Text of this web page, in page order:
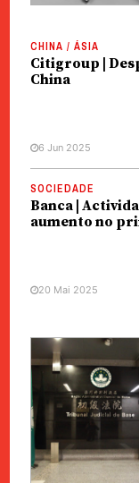
CHINA / ÁSIA
Citigroup |
China
6 Jun 2025
SOCIEDADE
Banca |
aumento no
20 Mai 2025